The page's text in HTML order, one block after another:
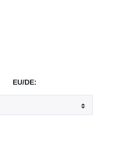
EU/DE: